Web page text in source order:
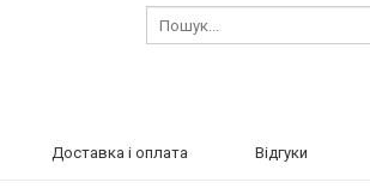
Доставка і оплата Відгуки